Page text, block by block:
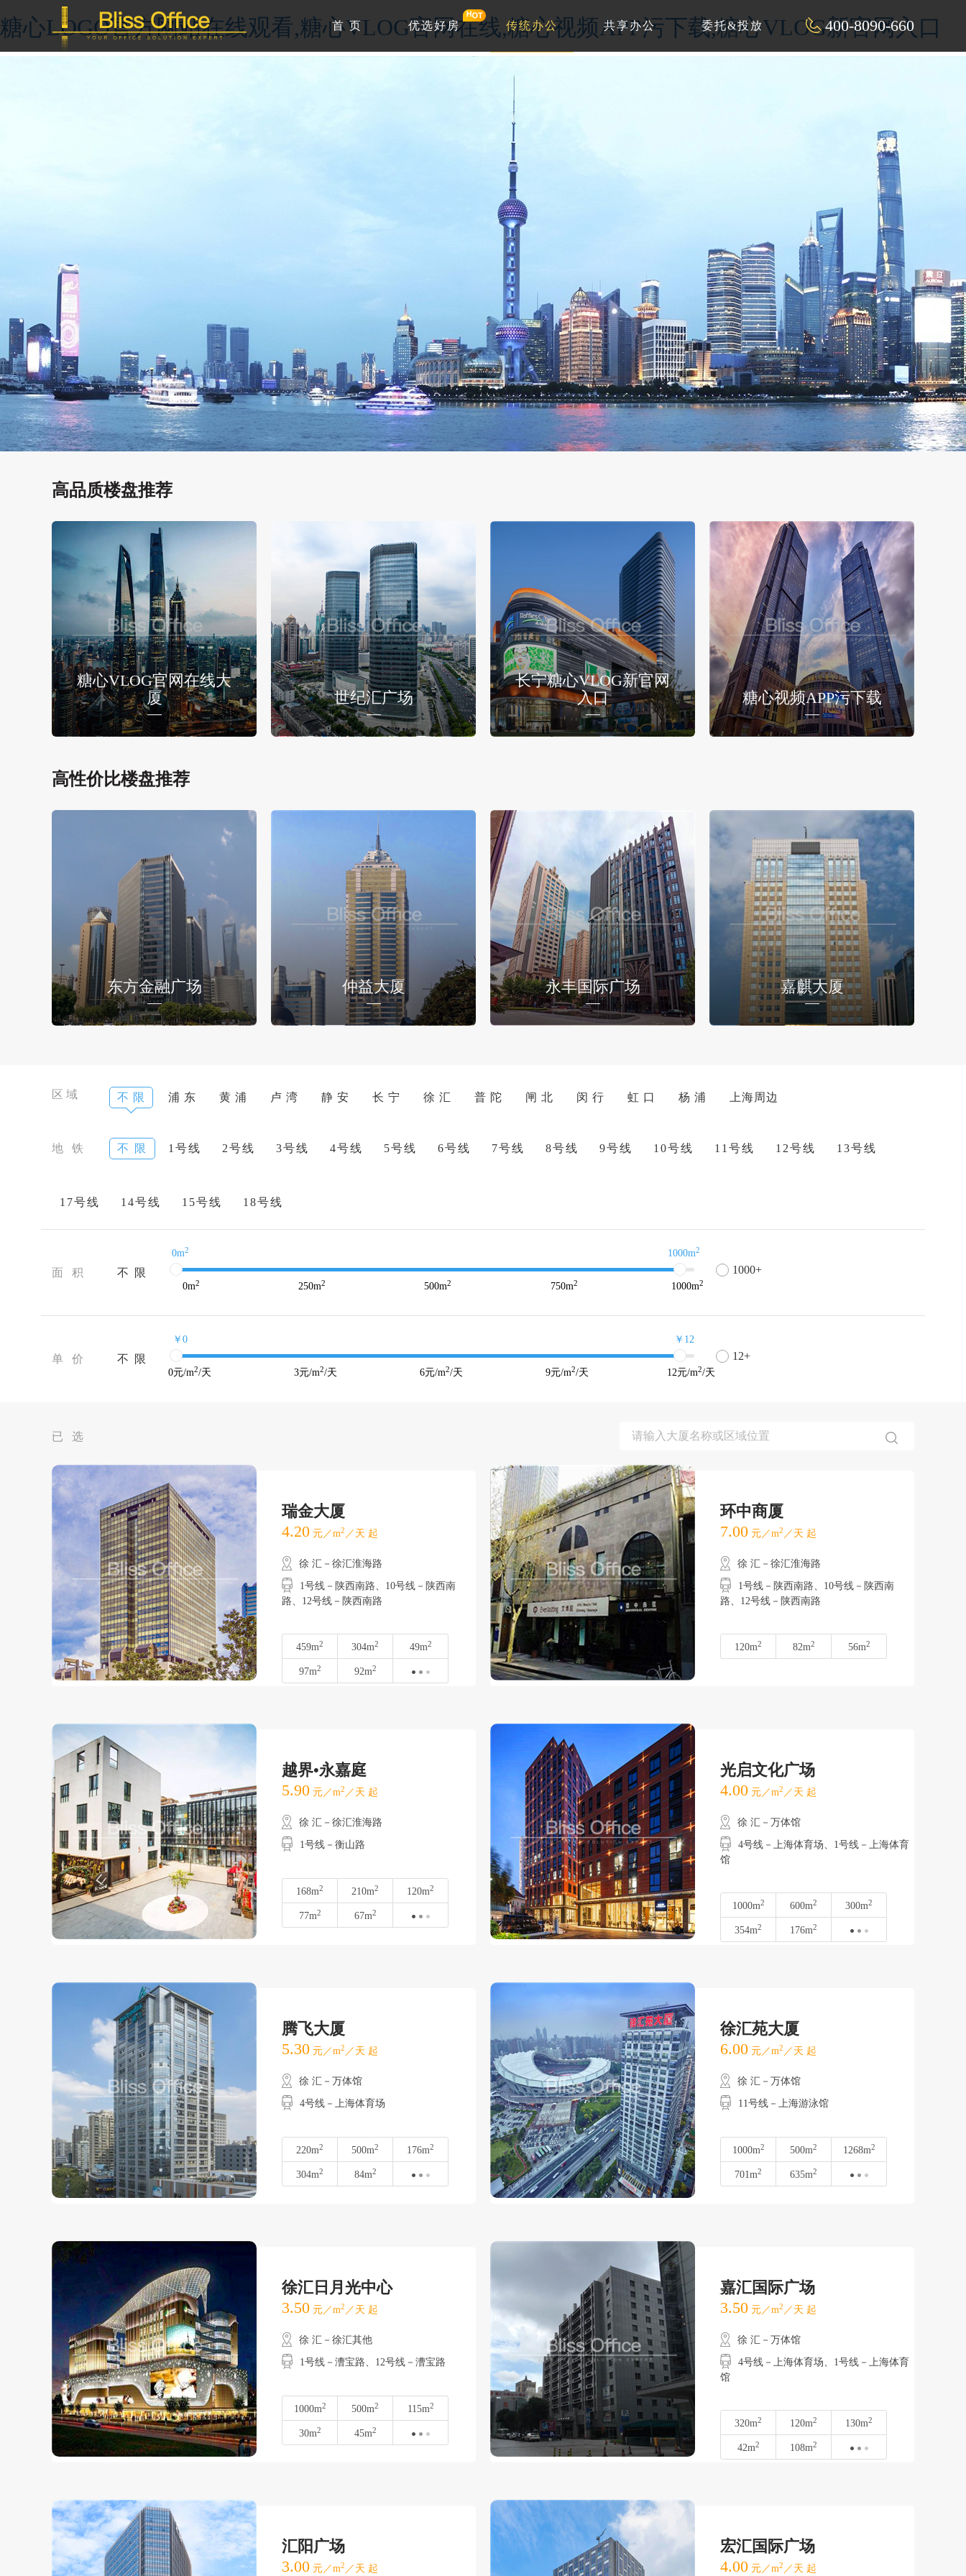
糖心LOGO官方网站在线观看,糖心VLOG官网在线,糖心视频APP污下载,糖心VLOG新官网入口
400-8090-660
首 页 优选好房 传统办公 共享办公 委托&投放
高品质楼盘推荐
糖心VLOG官网在线大
厦
世纪汇广场
长宁糖心VLOG新官网
入口
糖心视频APP污下载
高性价比楼盘推荐
东方金融广场 仲益大厦 永丰国际广场 嘉麒大厦
区域 不 限 浦 东 黄 浦 卢 湾 静 安 长 宁 徐 汇 普 陀 闸 北 闵 行 虹 口 杨 浦 上海周边
地 铁 不 限 1号线 2号线 3号线 4号线 5号线 6号线 7号线 8号线 9号线 10号线 11号线 12号线 13号线
17号线 14号线 15号线 18号线
面 积 不 限
0m2 1000m2
0m2 250m2 500m2 750m2 1000m2
1000+
单 价 不 限
￥0 ￥12
0元/m2/天 3元/m2/天 6元/m2/天 9元/m2/天 12元/m2/天
12+
已 选
瑞金大厦
4.20 元／m2 ／天 起
徐 汇－徐汇淮海路
1号线－陕西南路、10号线－陕西南
路、12号线－陕西南路
459m2 304m2 49m2
97m2 92m2
环中商厦
7.00 元／m2 ／天 起
徐 汇－徐汇淮海路
1号线－陕西南路、10号线－陕西南
路、12号线－陕西南路
120m2 82m2 56m2
越界•永嘉庭
5.90 元／m2 ／天 起
徐 汇－徐汇淮海路
1号线－衡山路
168m2 210m2 120m2
77m2 67m2
光启文化广场
4.00 元／m2 ／天 起
徐 汇－万体馆
4号线－上海体育场、1号线－上海体育
馆
1000m2 600m2 300m2
354m2 176m2
腾飞大厦
5.30 元／m2 ／天 起
徐 汇－万体馆
4号线－上海体育场
220m2 500m2 176m2
304m2 84m2
徐汇苑大厦
6.00 元／m2 ／天 起
徐 汇－万体馆
11号线－上海游泳馆
1000m2 500m2 1268m2
701m2 635m2
徐汇日月光中心
3.50 元／m2 ／天 起
徐 汇－徐汇其他
1号线－漕宝路、12号线－漕宝路
1000m2 500m2 115m2
30m2 45m2
嘉汇国际广场
3.50 元／m2 ／天 起
徐 汇－万体馆
4号线－上海体育场、1号线－上海体育
馆
320m2 120m2 130m2
42m2 108m2
汇阳广场
3.00 元／m2 ／天 起
宏汇国际广场
4.00 元／m2 ／天 起